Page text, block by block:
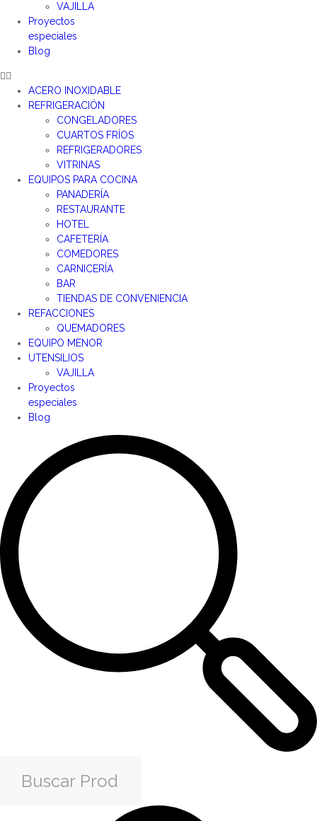
VAJILLA
Proyectos
especiales
Blog
ACERO INOXIDABLE
REFRIGERACIÓN
CONGELADORES
CUARTOS FRÍOS
REFRIGERADORES
VITRINAS
EQUIPOS PARA COCINA
PANADERÍA
RESTAURANTE
HOTEL
CAFETERÍA
COMEDORES
CARNICERÍA
BAR
TIENDAS DE CONVENIENCIA
REFACCIONES
QUEMADORES
EQUIPO MENOR
UTENSILIOS
VAJILLA
Proyectos
especiales
Blog